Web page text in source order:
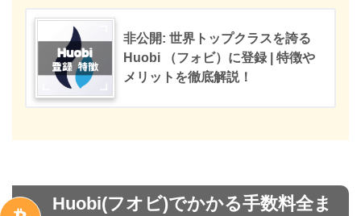
非公開: 世界トップクラスを誇る
Huobi （フォビ）に登録 | 特徴や
メリットを徹底解説！
Huobi(フオビ)でかかる手数料全ま